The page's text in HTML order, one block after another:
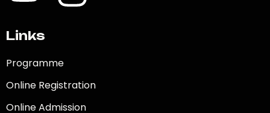
Links
Programme
Online Registration
Online Admission